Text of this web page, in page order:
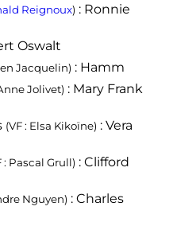
Reignoux) : Ronnie
Oswalt
Jacquelin) : Hamm
Jolivet) : Mary Frank
(VF : Elsa Kikoïne) : Vera
: Pascal Grull) : Clifford
Nguyen) : Charles